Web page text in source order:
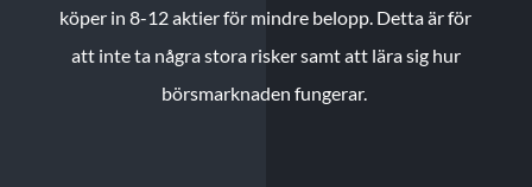
köper in 8-12 aktier för mindre belopp. Detta är för
att inte ta några stora risker samt att lära sig hur
börsmarknaden fungerar.